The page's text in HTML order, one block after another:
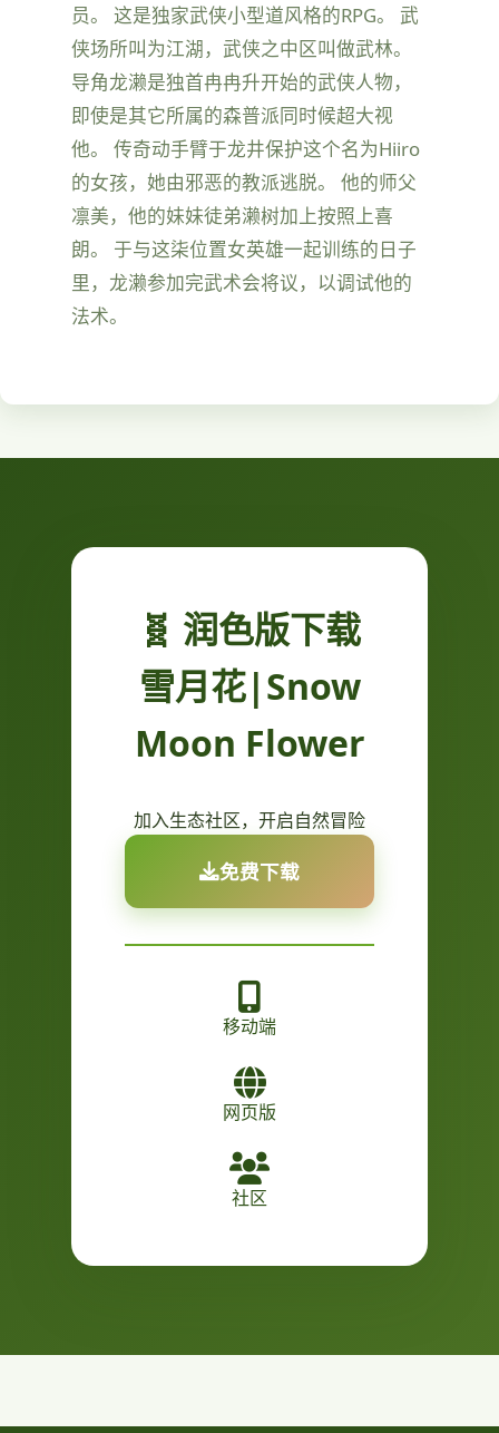
员。 这是独家武侠小型道风格的RPG。 武
侠场所叫为江湖，武侠之中区叫做武林。
导角龙濑是独首冉冉升开始的武侠人物，
即使是其它所属的森普派同时候超大视
他。 传奇动手臂于龙井保护这个名为Hiiro
的女孩，她由邪恶的教派逃脱。 他的师父
凛美，他的妹妹徒弟濑树加上按照上喜
朗。 于与这柒位置女英雄一起训练的日子
里，龙濑参加完武术会将议，以调试他的
法术。
🧬 润色版下载
雪月花|Snow
Moon Flower
加入生态社区，开启自然冒险
免费下载
移动端
网页版
社区